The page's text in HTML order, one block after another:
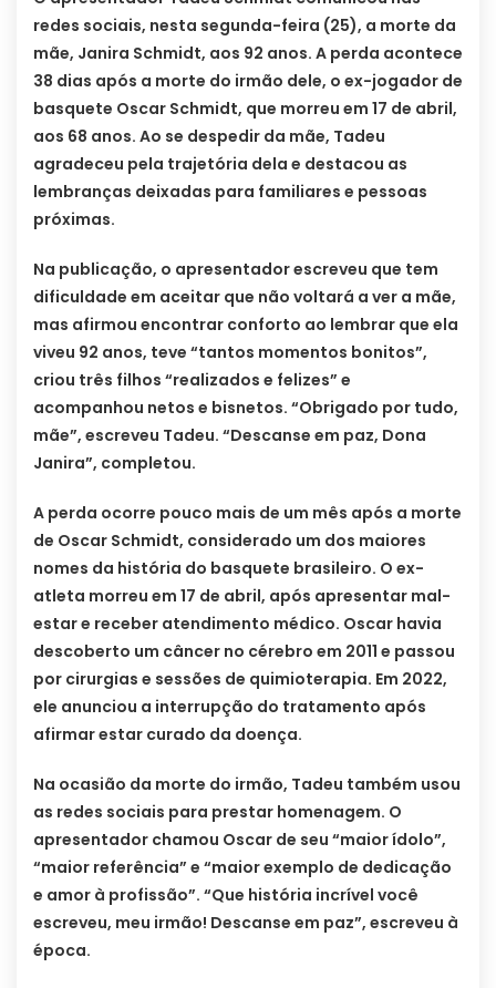
redes sociais, nesta segunda-feira (25), a morte da
mãe, Janira Schmidt, aos 92 anos. A perda acontece
38 dias após a morte do irmão dele, o ex-jogador de
basquete Oscar Schmidt, que morreu em 17 de abril,
aos 68 anos. Ao se despedir da mãe, Tadeu
agradeceu pela trajetória dela e destacou as
lembranças deixadas para familiares e pessoas
próximas.
Na publicação, o apresentador escreveu que tem
dificuldade em aceitar que não voltará a ver a mãe,
mas afirmou encontrar conforto ao lembrar que ela
viveu 92 anos, teve “tantos momentos bonitos”,
criou três filhos “realizados e felizes” e
acompanhou netos e bisnetos. “Obrigado por tudo,
mãe”, escreveu Tadeu. “Descanse em paz, Dona
Janira”, completou.
A perda ocorre pouco mais de um mês após a morte
de Oscar Schmidt, considerado um dos maiores
nomes da história do basquete brasileiro. O ex-
atleta morreu em 17 de abril, após apresentar mal-
estar e receber atendimento médico. Oscar havia
descoberto um câncer no cérebro em 2011 e passou
por cirurgias e sessões de quimioterapia. Em 2022,
ele anunciou a interrupção do tratamento após
afirmar estar curado da doença.
Na ocasião da morte do irmão, Tadeu também usou
as redes sociais para prestar homenagem. O
apresentador chamou Oscar de seu “maior ídolo”,
“maior referência” e “maior exemplo de dedicação
e amor à profissão”. “Que história incrível você
escreveu, meu irmão! Descanse em paz”, escreveu à
época.